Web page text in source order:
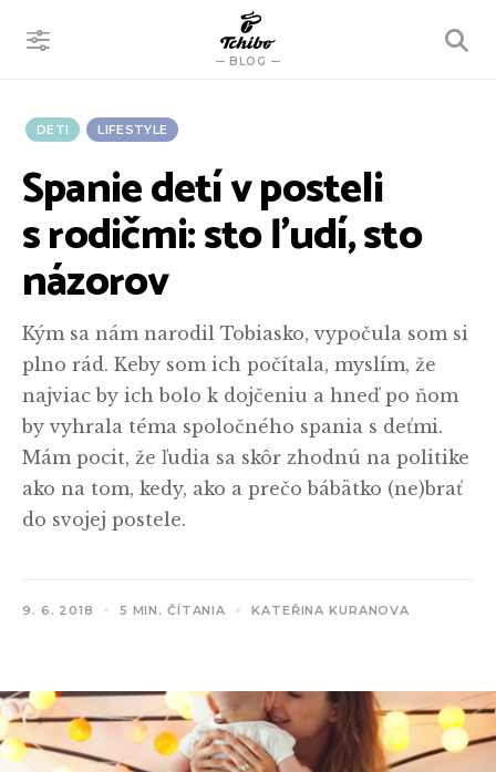
BLOG
VYHĽADÁVANIE
DETI LIFESTYLE
Spanie detí v posteli
s rodičmi: sto ľudí, sto
názorov
Kým sa nám narodil Tobiasko, vypočula som si
plno rád. Keby som ich počítala, myslím, že
najviac by ich bolo k dojčeniu a hneď po ňom
by vyhrala téma spoločného spania s deťmi.
Mám pocit, že ľudia sa skôr zhodnú na politike
ako na tom, kedy, ako a prečo bábätko (ne)brať
do svojej postele.
9. 6. 2018 5 MIN. ČÍTANIA KATEŘINA KURANOVA